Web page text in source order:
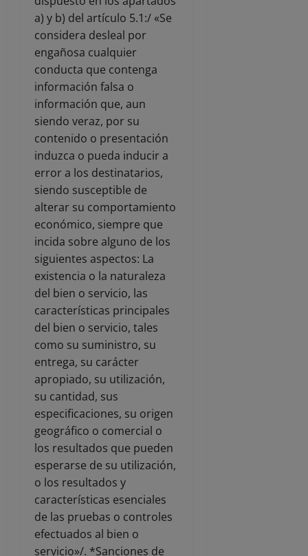
a) y b) del artículo 5.1:/ «Se
considera desleal por
engañosa cualquier
conducta que contenga
información falsa o
información que, aun
siendo veraz, por su
contenido o presentación
induzca o pueda inducir a
error a los destinatarios,
siendo susceptible de
alterar su comportamiento
económico, siempre que
incida sobre alguno de los
siguientes aspectos: La
existencia o la naturaleza
del bien o servicio, las
características principales
del bien o servicio, tales
como su suministro, su
entrega, su carácter
apropiado, su utilización,
su cantidad, sus
especificaciones, su origen
geográfico o comercial o
los resultados que pueden
esperarse de su utilización,
o los resultados y
características esenciales
de las pruebas o controles
efectuados al bien o
servicio»/. *Sanciones de